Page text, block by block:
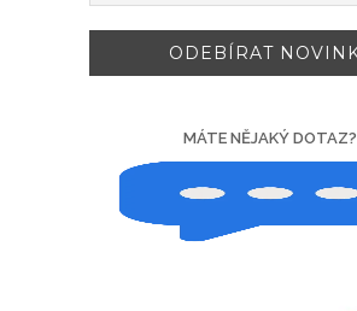
MÁTE NĚJAKÝ DOTAZ?